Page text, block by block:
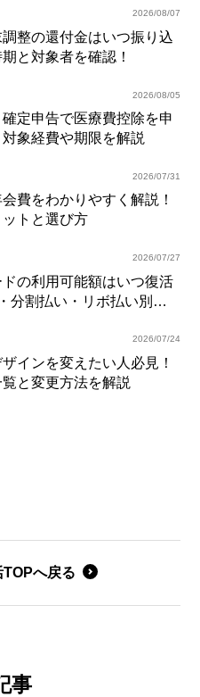
2026/08/07
整の還付金はいつ振り込
と対象者を確認！
2026/08/05
確定申告で医療費控除を申
象経費や期限を解説
2026/07/31
費をわかりやすく解説！
トと選び方
2026/07/27
の利用可能額はいつ復活
分割払い・リボ払い別の
2026/07/24
インを変えたい人必見！
と変更方法を解説
へ戻る
事